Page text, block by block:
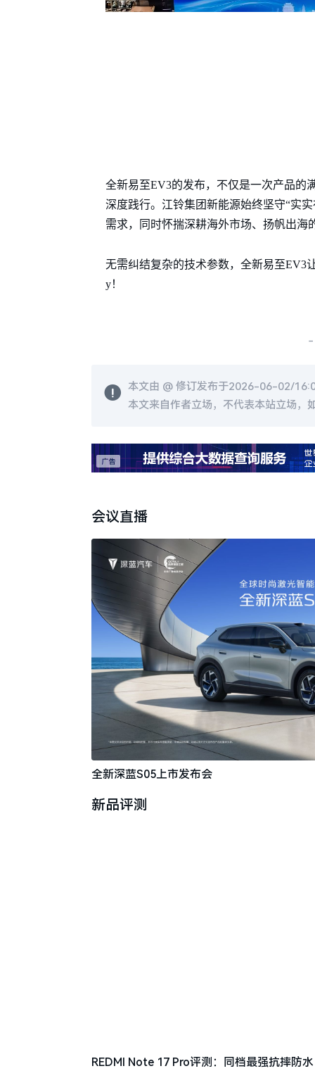
全新易至EV3的发布，不仅是一次产品的
深度践行。江铃集团新能源始终坚守“实
需求，同时怀揣深耕海外市场、扬帆出
无需纠结复杂的技术参数，全新易至EV3
y！
本文由 @ 修订发布于2026-06-02/
本文来自作者立场，不代表本站立场，
会议直播
全新深蓝S05上市发布会
新品评测
REDMI Note 17 Pro评测：同档最强抗摔防